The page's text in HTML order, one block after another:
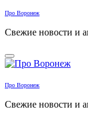
Про Воронеж
Свежие новости и
Про Воронеж
Свежие новости и